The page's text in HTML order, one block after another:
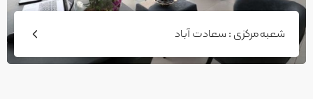
شعبه مرکزی : سعادت آباد